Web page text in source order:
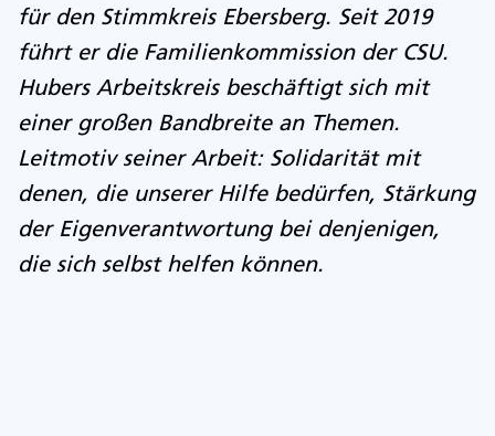
für den Stimmkreis Ebersberg. Seit 2019
führt er die Familienkommission der CSU.
Hubers Arbeitskreis beschäftigt sich mit
einer großen Bandbreite an Themen.
Leitmotiv seiner Arbeit: Solidarität mit
denen, die unserer Hilfe bedürfen, Stärkung
der Eigenverantwortung bei denjenigen,
die sich selbst helfen können.